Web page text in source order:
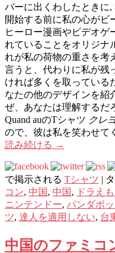
バーに出くわしたときに
開始する前に私の心がビ
ヒーロー漫画やビデオゲ
れていることをオリジナ
れが私の荷物の重さを考
言うと、代わりに私が
ければ多くを取っている
なたの他のデザインを紹
ぜ、あなたは理解するだ
Quand auのTシャツ クレ
ので、彼は私を笑わせて
読み続ける →
で掲示される Tシャツ |
コン, 中国 , 中国 , ドラえ
ニンテンドー, パンダボ
ツ, 達人を適用しない, 台
中国のファミコ